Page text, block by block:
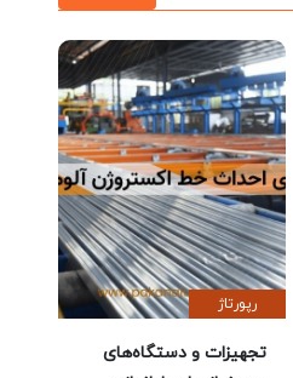
رپورتاژ
تجهیزات و دستگاه‌های